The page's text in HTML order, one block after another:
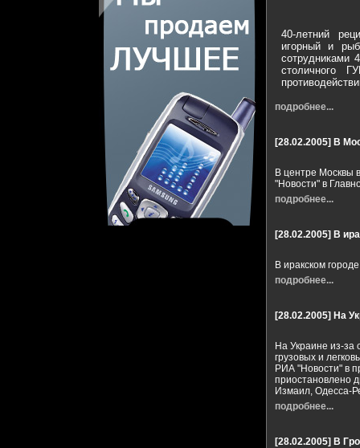
40-летний
игорный и
сотрудниками
столичного
подробнее...
[28.02.2005] В
В центре Москвы
"Новости" в
подробнее...
[28.02.2005] В
В иракском
подробнее...
[28.02.2005] На
На Украине из-за
грузовых и
РИА "Новости" в
приостановлено
Измаил, Одесса-
подробнее...
[28.02.2005] В